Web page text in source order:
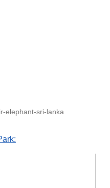
elephant-sri-lanka